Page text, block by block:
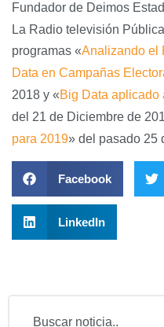
Fundador de Deimos
La Radio televisión
programas «Analizando el
Data en Campañas
2018 y «Big Data aplicado
del 21 de Diciembre de
para 2019» del pasado 25
Facebook
LinkedIn